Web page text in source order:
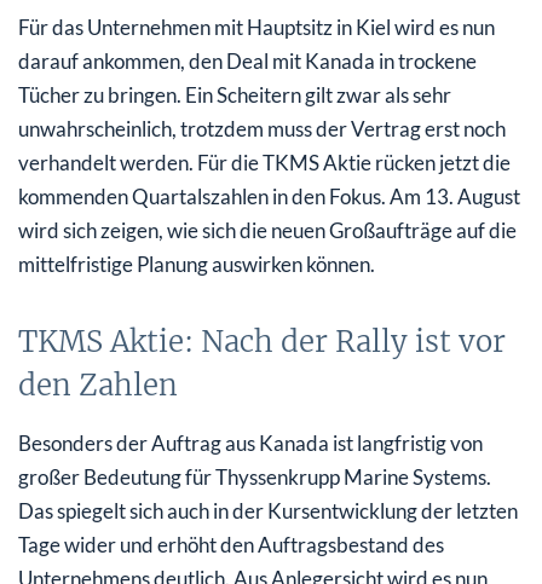
Für das Unternehmen mit Hauptsitz in Kiel wird es nun
darauf ankommen, den Deal mit Kanada in trockene
Tücher zu bringen. Ein Scheitern gilt zwar als sehr
unwahrscheinlich, trotzdem muss der Vertrag erst noch
verhandelt werden. Für die TKMS Aktie rücken jetzt die
kommenden Quartalszahlen in den Fokus. Am 13. August
wird sich zeigen, wie sich die neuen Großaufträge auf die
mittelfristige Planung auswirken können.
TKMS Aktie: Nach der Rally ist vor
den Zahlen
Besonders der Auftrag aus Kanada ist langfristig von
großer Bedeutung für Thyssenkrupp Marine Systems.
Das spiegelt sich auch in der Kursentwicklung der letzten
Tage wider und erhöht den Auftragsbestand des
Unternehmens deutlich. Aus Anlegersicht wird es nun